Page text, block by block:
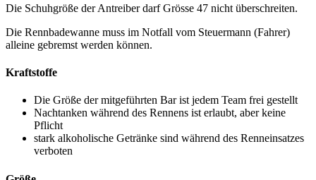
Die Schuhgröße der Antreiber darf Grösse 47 nicht überschreiten.
Die Rennbadewanne muss im Notfall vom Steuermann (Fahrer)
alleine gebremst werden können.
Kraftstoffe
Die Größe der mitgeführten Bar ist jedem Team frei gestellt
Nachtanken während des Rennens ist erlaubt, aber keine
Pflicht
stark alkoholische Getränke sind während des Renneinsatzes
verboten